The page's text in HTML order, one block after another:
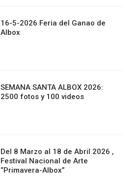
16-5-2026 Feria del Ganao de
Albox
SEMANA SANTA ALBOX 2026:
2500 fotos y 100 videos
Del 8 Marzo al 18 de Abril 2026 ,
Festival Nacional de Arte
“Primavera-Albox”